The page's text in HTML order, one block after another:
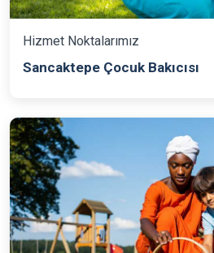
Hizmet Noktalarımız
Sancaktepe Çocuk Bakıcısı